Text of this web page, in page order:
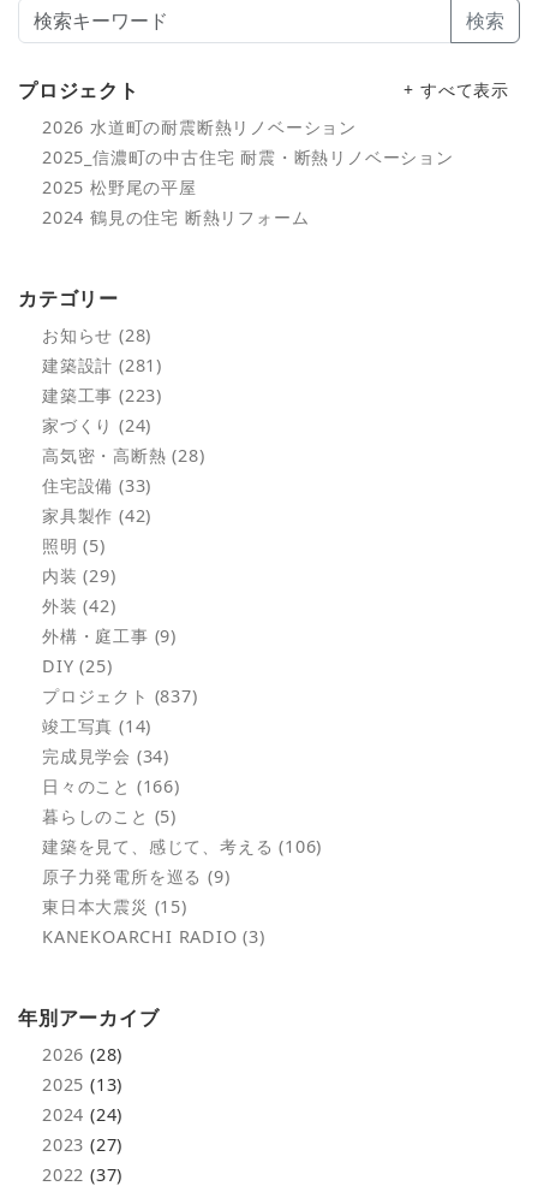
検索
プロジェクト
+ すべて表示
2026 水道町の耐震断熱リノベーション
2025_信濃町の中古住宅 耐震・断熱リノベーション
2025 松野尾の平屋
2024 鶴見の住宅 断熱リフォーム
カテゴリー
お知らせ (28)
建築設計 (281)
建築工事 (223)
家づくり (24)
高気密・高断熱 (28)
住宅設備 (33)
家具製作 (42)
照明 (5)
内装 (29)
外装 (42)
外構・庭工事 (9)
DIY (25)
プロジェクト (837)
竣工写真 (14)
完成見学会 (34)
日々のこと (166)
暮らしのこと (5)
建築を見て、感じて、考える (106)
原子力発電所を巡る (9)
東日本大震災 (15)
KANEKOARCHI RADIO (3)
年別アーカイブ
2026 (28)
2025 (13)
2024 (24)
2023 (27)
2022 (37)